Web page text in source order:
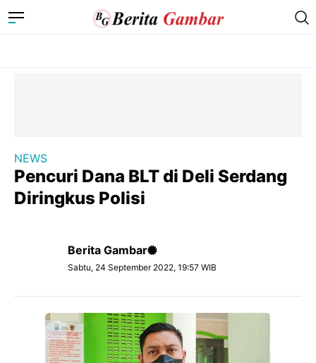
NEWS
Pencuri Dana BLT di Deli Serdang
Diringkus Polisi
Berita Gambar
Sabtu, 24 September 2022, 19:57 WIB